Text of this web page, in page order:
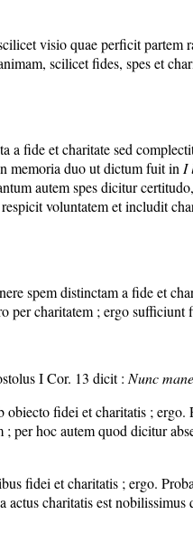
visio quae perficit
scilicet fides, spes et
fide et charitate sed
memoria duo ut dictum fuit in I
autem spes dicitur
voluntatem et includit
spem distinctam a fide et
charitatem ; ergo sufficiunt
I Cor. 13 dicit : Nunc
obiecto fidei et charitatis ;
hoc autem quod dicitur
fidei et charitatis ; ergo.
charitatis est